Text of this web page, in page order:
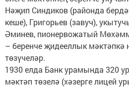
Нәҗип Синдиков (районда
кеше), Григорьев (завуч),
Әминев, пионервожатый
– беренче җидееллык мәктәпкә
төзүчеләр.
1930 елда Банк урамында 320
мәктәп төзелә (хәзерге лицей